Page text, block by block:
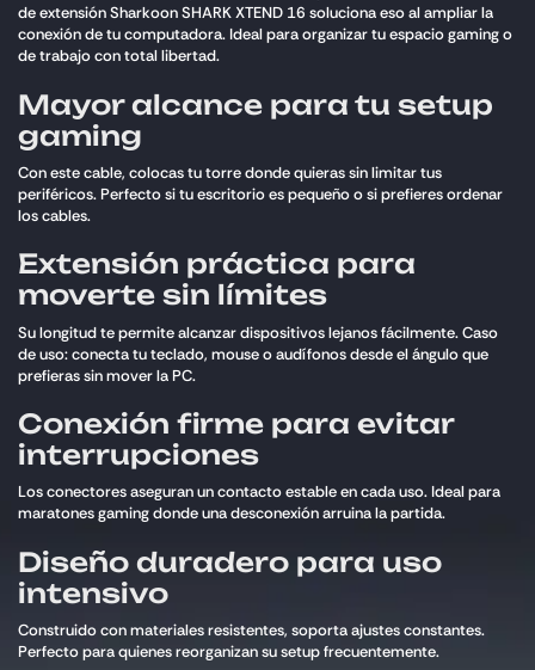
de extensión Sharkoon SHARK XTEND 16 soluciona eso al ampliar la
conexión de tu computadora. Ideal para organizar tu espacio gaming o
de trabajo con total libertad.
Mayor alcance para tu setup
gaming
Con este cable, colocas tu torre donde quieras sin limitar tus
periféricos. Perfecto si tu escritorio es pequeño o si prefieres ordenar
los cables.
Extensión práctica para
moverte sin límites
Su longitud te permite alcanzar dispositivos lejanos fácilmente. Caso
de uso: conecta tu teclado, mouse o audífonos desde el ángulo que
prefieras sin mover la PC.
Conexión firme para evitar
interrupciones
Los conectores aseguran un contacto estable en cada uso. Ideal para
maratones gaming donde una desconexión arruina la partida.
Diseño duradero para uso
intensivo
Construido con materiales resistentes, soporta ajustes constantes.
Perfecto para quienes reorganizan su setup frecuentemente.